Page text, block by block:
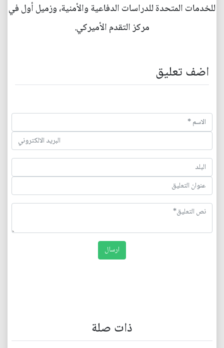
للخدمات المتحدة للدراسات الدفاعية والأمنية، وزميل أول في
مركز التقدم الأميركي.
اضف تعليق
ذات صلة